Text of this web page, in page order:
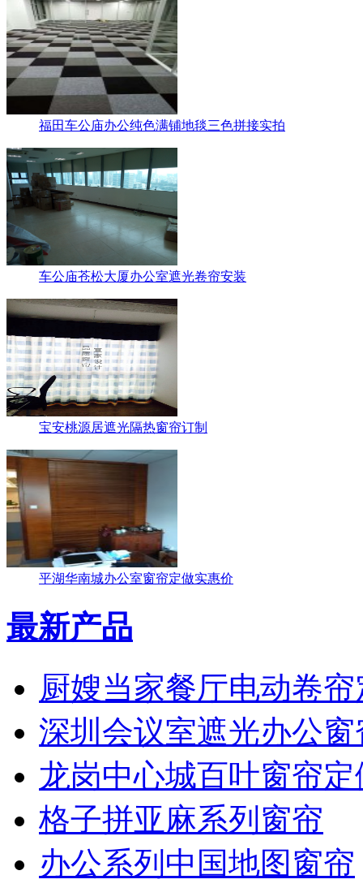
福田车公庙办公纯色满铺地毯三色拼接实拍
车公庙苍松大厦办公室遮光卷帘安装
宝安桃源居遮光隔热窗帘订制
平湖华南城办公室窗帘定做实惠价
最新产品
厨嫂当家餐厅电动卷
深圳会议室遮光办公
龙岗中心城百叶窗帘定
格子拼亚麻系列窗帘
办公系列中国地图窗帘